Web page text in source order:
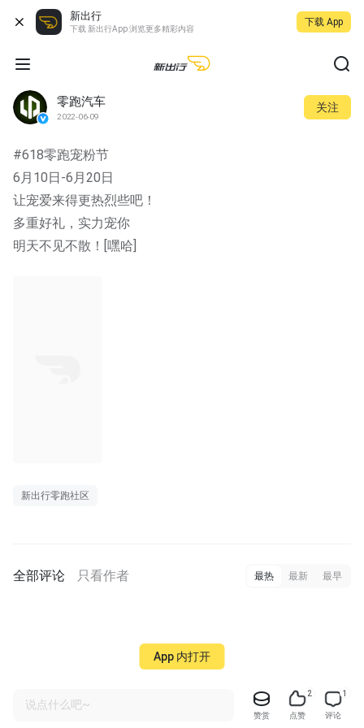
新出行
下载 新出行App 浏览更多精彩内容
下载 App
零跑汽车
2022-06-09
关注
#618零跑宠粉节
6月10日-6月20日
让宠爱来得更热烈些吧！
多重好礼，实力宠你
明天不见不散！[嘿哈]
新出行零跑社区
全部评论 只看作者 最热 最新 最早
说点什么吧~
赞赏
2
点赞
1
评论
App 内打开